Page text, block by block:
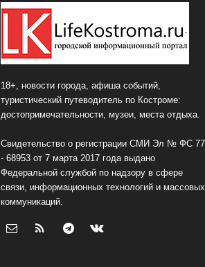
18+, новости города, афиша событий,
туристический путеводитель по Костроме:
достопримечательности, музеи, места отдыха.
Свидетельство о регистрации СМИ Эл № ФС 77
- 68953 от 7 марта 2017 года выдано
Федеральной службой по надзору в сфере
связи, информационных технологий и массовых
коммуникаций.